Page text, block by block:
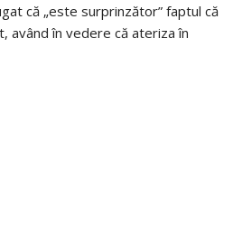
că „este surprinzător” faptul că
având în vedere că ateriza în